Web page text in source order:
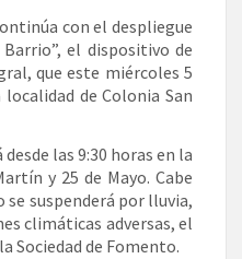
con el despliegue
el dispositivo de
que este miércoles 5
de Colonia San
las 9:30 horas en la
y 25 de Mayo. Cabe
suspenderá por lluvia,
climáticas adversas, el
Sociedad de Fomento.